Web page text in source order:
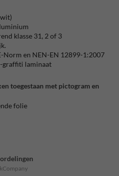
klasse 31, 2 of 3
en NEN-EN 12899-1:2007
graffiti laminaat
toegestaan met pictogram en
folie